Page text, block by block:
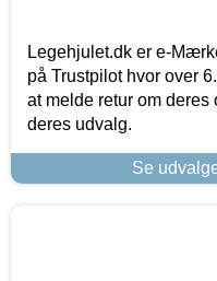
Legehjulet.dk er e-
på Trustpilot hvor over
at melde retur om
deres udvalg.
Se